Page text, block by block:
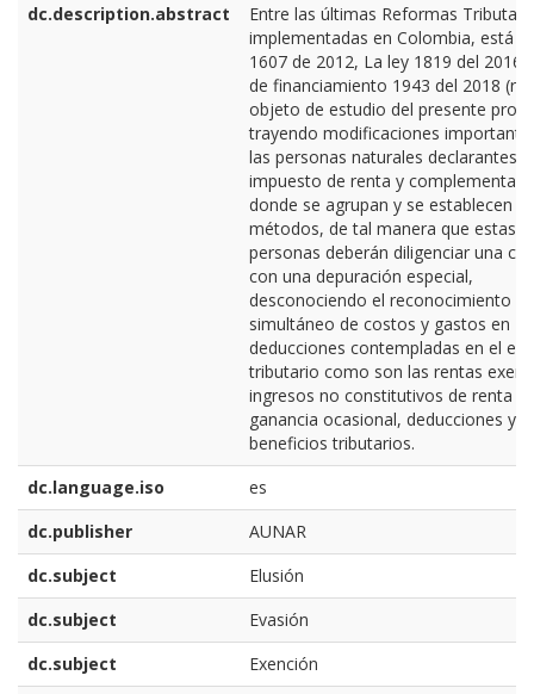
dc.description.abstract
Entre las últimas Reformas
implementadas en Colombia, está
1607 de 2012, La ley 1819 del 2016
de financiamiento 1943 del 2018
objeto de estudio del presente
trayendo modificaciones
las personas naturales declarantes
impuesto de renta y
donde se agrupan y se establecen
métodos, de tal manera que estas
personas deberán diligenciar una
con una depuración especial,
desconociendo el reconocimiento
simultáneo de costos y gastos en
deducciones contempladas en el
tributario como son las rentas
ingresos no constitutivos de renta ni
ganancia ocasional, deducciones y
beneficios tributarios.
dc.language.iso
es
dc.publisher
AUNAR
dc.subject
Elusión
dc.subject
Evasión
dc.subject
Exención